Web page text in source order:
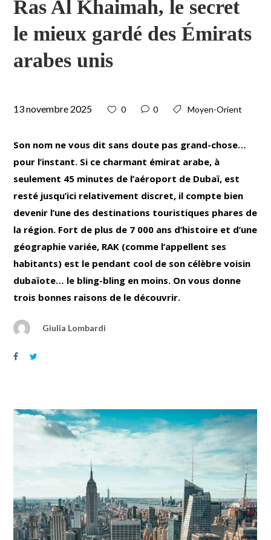
Ras Al Khaimah, le secret
le mieux gardé des Émirats
arabes unis
13 novembre 2025 0 0 Moyen-Orient
Son nom ne vous dit sans doute pas grand-chose…
pour l’instant. Si ce charmant émirat arabe, à
seulement 45 minutes de l’aéroport de Dubaï, est
resté jusqu’ici relativement discret, il compte bien
devenir l’une des destinations touristiques phares de
la région. Fort de plus de 7 000 ans d’histoire et d’une
géographie variée, RAK (comme l’appellent ses
habitants) est le pendant cool de son célèbre voisin
dubaïote… le bling-bling en moins. On vous donne
trois bonnes raisons de le découvrir.
Giulia Lombardi